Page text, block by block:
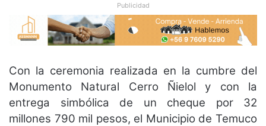
Publicidad
Con la ceremonia realizada en la cumbre del
Monumento Natural Cerro Ñielol y con la
entrega simbólica de un cheque por 32
millones 790 mil pesos, el Municipio de Temuco